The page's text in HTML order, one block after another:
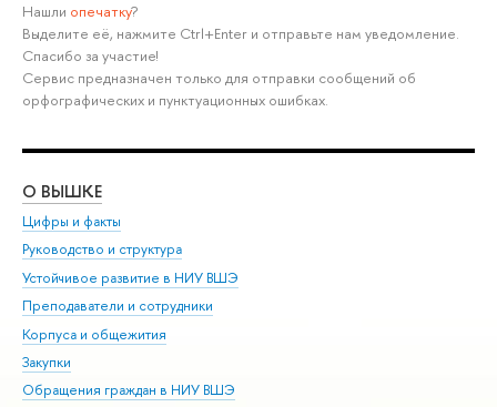
Нашли опечатку?
Выделите её, нажмите Ctrl+Enter и отправьте нам уведомление.
Спасибо за участие!
Сервис предназначен только для отправки сообщений об
орфографических и пунктуационных ошибках.
О ВЫШКЕ
Цифры и факты
Руководство и структура
Устойчивое развитие в НИУ ВШЭ
Преподаватели и сотрудники
Корпуса и общежития
Закупки
Обращения граждан в НИУ ВШЭ